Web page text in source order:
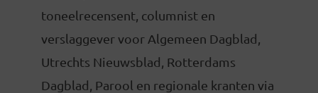
toneelrecensent, columnist en
verslaggever voor Algemeen Dagblad,
Utrechts Nieuwsblad, Rotterdams
Dagblad, Parool en regionale kranten via